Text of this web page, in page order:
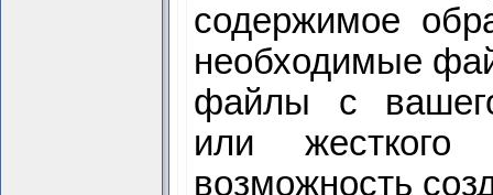
содержимое
необходимые
файлы с
или жесткого
возможность